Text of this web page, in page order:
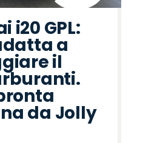
i20 GPL:
a
il
da Jolly